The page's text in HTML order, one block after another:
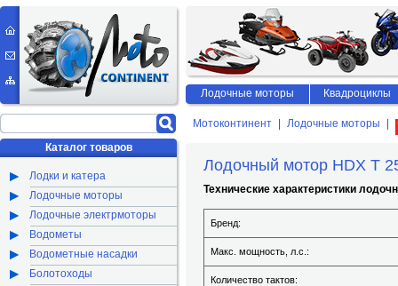
Мотоконтинент Лодочные моторы
Лодочный мотор HDX T
Технические характеристики
Бренд:
Макс. мощность, л.с.:
Количество тактов:
Каталог товаров
Лодки и катера
Лодочные моторы
Лодочные электрмоторы
Водометы
Водометные насадки
Болотоходы
Лодочные моторы Квадроциклы